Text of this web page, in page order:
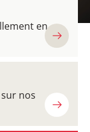
en
nos